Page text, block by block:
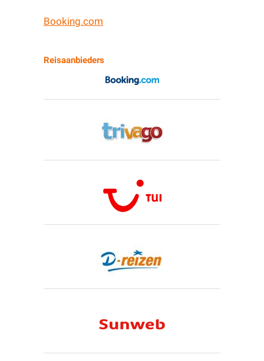
Booking.com
Reisaanbieders